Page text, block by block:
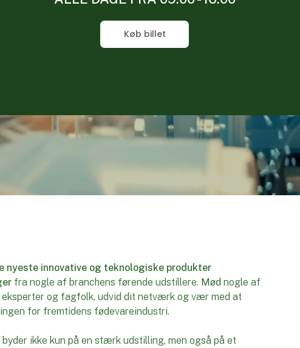
Køb billet
nyeste innovative og teknologiske produkter
fra nogle af branchens førende udstillere. Mød nogle af
eksperter og fagfolk, udvid dit netværk og vær med at
for fremtidens fødevareindustri.
ikke kun på en stærk udstilling, men også på et